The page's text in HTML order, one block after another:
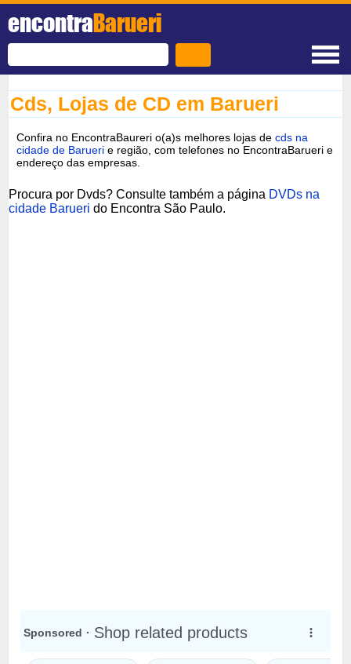
encontraBarueri
Cds, Lojas de CD em Barueri
Confira no EncontraBaureri o(a)s melhores lojas decds na
cidade de Barueri e região, com telefones no EncontraBarueri e
endereço das empresas.
Procura por Dvds? Consulte também a página DVDs na
cidade Barueri do Encontra São Paulo.